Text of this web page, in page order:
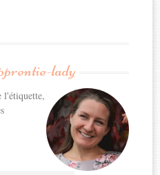
lady
l'étiquette,